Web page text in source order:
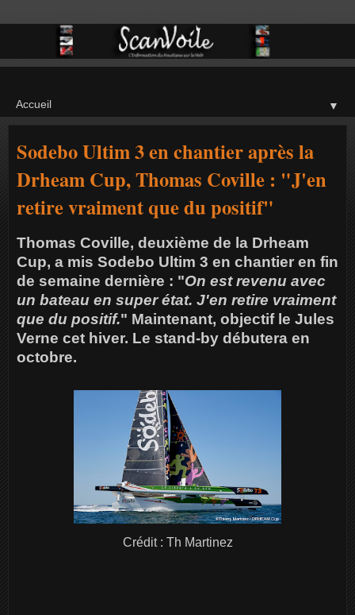
▼
Sodebo Ultim 3 en chantier après la
Drheam Cup, Thomas Coville : "J'en
retire vraiment que du positif"
Thomas Coville, deuxième de la Drheam
Cup, a mis Sodebo Ultim 3 en chantier en fin
de semaine dernière : "On est revenu avec
un bateau en super état. J'en retire vraiment
que du positif." Maintenant, objectif le Jules
Verne cet hiver. Le stand-by débutera en
octobre.
Crédit : Th Martinez